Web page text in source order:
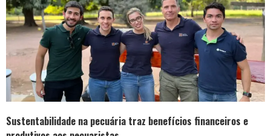
Sustentabilidade na pecuária traz benefícios financeiros e